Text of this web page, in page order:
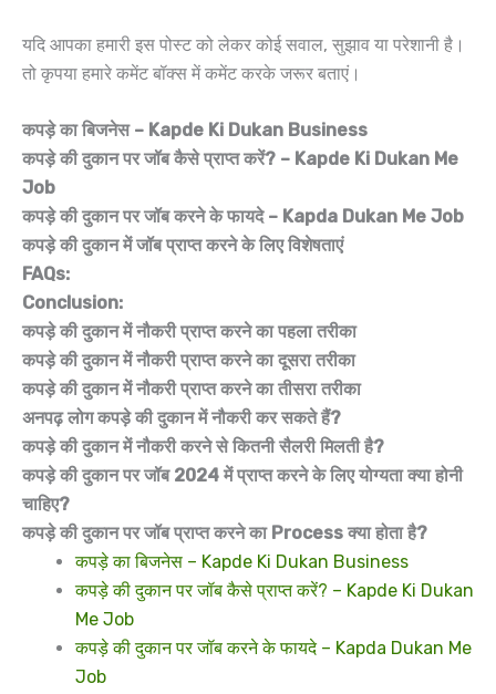
यदि आपका हमारी इस पोस्ट को लेकर कोई सवाल, सुझाव या परेशानी है।
तो कृपया हमारे कमेंट बॉक्स में कमेंट करके जरूर बताएं।
कपड़े का बिजनेस – Kapde Ki Dukan Business
कपड़े की दुकान पर जॉब कैसे प्राप्त करें? – Kapde Ki Dukan Me
Job
कपड़े की दुकान पर जॉब करने के फायदे – Kapda Dukan Me Job
कपड़े की दुकान में जॉब प्राप्त करने के लिए विशेषताएं
FAQs:
Conclusion:
कपड़े की दुकान में नौकरी प्राप्त करने का पहला तरीका
कपड़े की दुकान में नौकरी प्राप्त करने का दूसरा तरीका
कपड़े की दुकान में नौकरी प्राप्त करने का तीसरा तरीका
अनपढ़ लोग कपड़े की दुकान में नौकरी कर सकते हैं?
कपड़े की दुकान में नौकरी करने से कितनी सैलरी मिलती है?
कपड़े की दुकान पर जॉब 2024 में प्राप्त करने के लिए योग्यता क्या होनी
चाहिए?
कपड़े की दुकान पर जॉब प्राप्त करने का Process क्या होता है?
कपड़े का बिजनेस – Kapde Ki Dukan Business
कपड़े की दुकान पर जॉब कैसे प्राप्त करें? – Kapde Ki Dukan
Me Job
कपड़े की दुकान पर जॉब करने के फायदे – Kapda Dukan Me
Job